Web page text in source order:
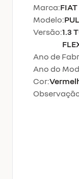
Marca:FIAT
Modelo:
Versão:1.3
Ano de
Ano do
Cor: